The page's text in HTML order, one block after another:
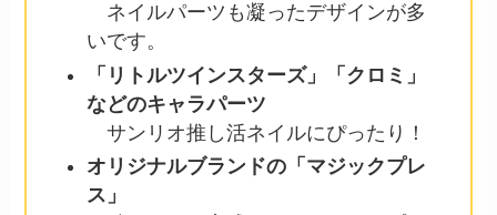
ネイルパーツも凝ったデザインが多
いです。
「リトルツインスターズ」「クロミ」
などのキャラパーツ
サンリオ推し活ネイルにぴったり！
オリジナルブランドの「マジックプレ
ス」